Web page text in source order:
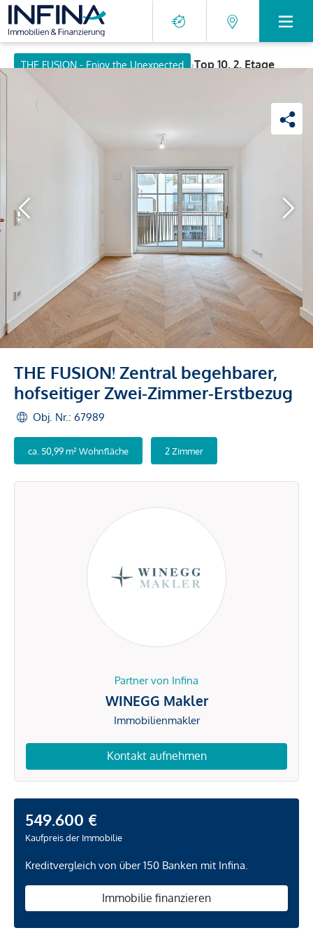
THE FUSION - Enjoy the Unexpected ›Top 10, 2. Etage
THE FUSION! Zentral begehbarer,
hofseitiger Zwei-Zimmer-Erstbezug
Obj. Nr.: 67989
ca. 50,99 m² Wohnfläche 2 Zimmer
Partner von Infina
WINEGG Makler
Immobilienmakler
Kontakt aufnehmen
549.600 €
Kaufpreis der Immobilie
Kreditvergleich von über 150 Banken mit Infina.
Immobilie finanzieren